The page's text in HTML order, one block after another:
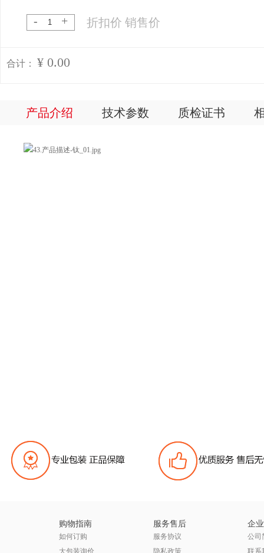
- + 折扣价 销售价
合计： ¥ 0.00
产品介绍 技术参数 质检证书
购物指南
如何订购
服务售后
服务协议
企
公司